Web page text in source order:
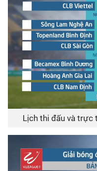
Lịch thi đấu và trực